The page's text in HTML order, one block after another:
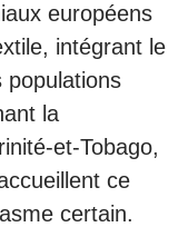
européens
intégrant le
populations
la
et-Tobago,
ce
certain.